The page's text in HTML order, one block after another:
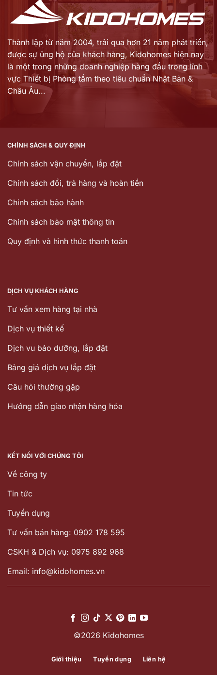
Thành lập từ năm 2004, trải qua hơn 21 năm phát triển,
được sự ủng hộ của khách hàng, Kidohomes hiện nay
là một trong những doanh nghiệp hàng đầu trong lĩnh
vực Thiết bị Phòng tắm theo tiêu chuẩn Nhật Bản &
Châu Âu...
CHÍNH SÁCH & QUY ĐỊNH
Chính sách vận chuyển, lắp đặt
Chính sách đổi, trả hàng và hoàn tiền
Chinh sách bảo hành
Chính sách bảo mật thông tin
Quy định và hình thức thanh toán
DỊCH VỤ KHÁCH HÀNG
Tư vấn xem hàng tại nhà
Dịch vụ thiết kế
Dịch vu bảo dưỡng, lắp đặt
Bảng giá dịch vụ lắp đặt
Câu hỏi thường gặp
Hướng dẫn giao nhận hàng hóa
KẾT NỐI VỚI CHÚNG TÔI
Về công ty
Tin tức
Tuyển dụng
Tư vấn bán hàng: 0902 178 595
CSKH & Dịch vụ: 0975 892 968
Email: info@kidohomes.vn
©2026 Kidohomes
Giới thiệu Tuyển dụng Liên hệ